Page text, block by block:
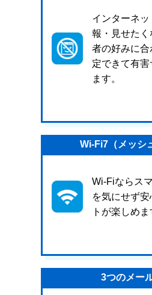
インターネ
報・見せたく
者の好みに
定できて有
ます。
Wi-Fi7（メッシ
Wi-Fiならス
を気にせず
トが楽しめま
3つのメー